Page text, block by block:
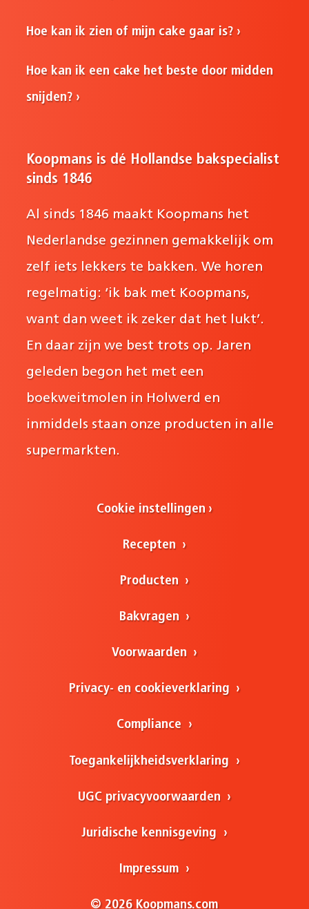
Hoe kan ik zien of mijn cake gaar is?
Hoe kan ik een cake het beste door midden
snijden?
Koopmans is dé Hollandse bakspecialist
sinds 1846
Al sinds 1846 maakt Koopmans het
Nederlandse gezinnen gemakkelijk om
zelf iets lekkers te bakken. We horen
regelmatig: ‘ik bak met Koopmans,
want dan weet ik zeker dat het lukt’.
En daar zijn we best trots op. Jaren
geleden begon het met een
boekweitmolen in Holwerd en
inmiddels staan onze producten in alle
supermarkten.
Cookie instellingen
Recepten
Producten
Bakvragen
Voorwaarden
Privacy- en cookieverklaring
Compliance
Toegankelijkheidsverklaring
UGC privacyvoorwaarden
Juridische kennisgeving
Impressum
© 2026 Koopmans.com